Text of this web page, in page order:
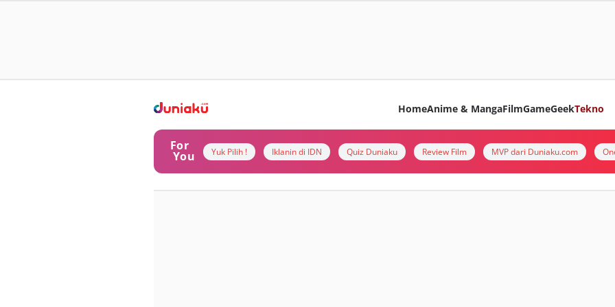
HomeAnime & MangaFilmGameGeekTekno
For
You Yuk Pilih ! Iklanin di IDN Quiz Duniaku Review Film MVP dari Duniaku.com